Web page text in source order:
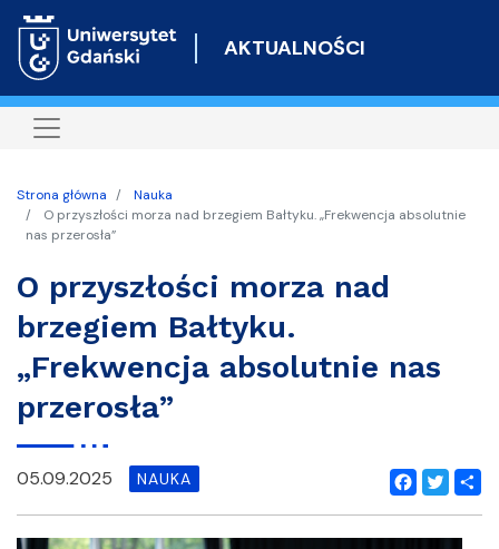
do
AKTUALNOŚCI
Strona główna
Nauka
O przyszłości morza nad brzegiem Bałtyku. „Frekwencja absolutnie
nas przerosła”
O przyszłości morza nad
brzegiem Bałtyku.
„Frekwencja absolutnie nas
przerosła”
Facebook
Twitter
05.09.2025 NAUKA